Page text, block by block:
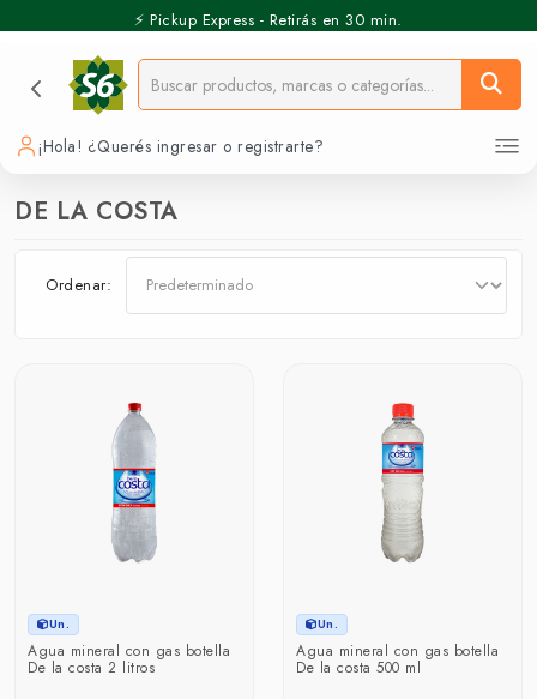
⚡️ Pickup Express - Retirás en 30 min.
¡Hola! ¿Querés ingresar o registrarte?
DE LA COSTA
Ordenar:
Un.
Agua mineral con gas botella
De la costa 2 litros
Un.
Agua mineral con gas botella
De la costa 500 ml